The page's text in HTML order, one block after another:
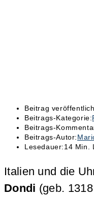
Beitrag
Beitrags-Kategorie:
Beitrags-
Beitrags-Autor:
Lesedauer:14 Min.
Italien und die
Dondi (geb.